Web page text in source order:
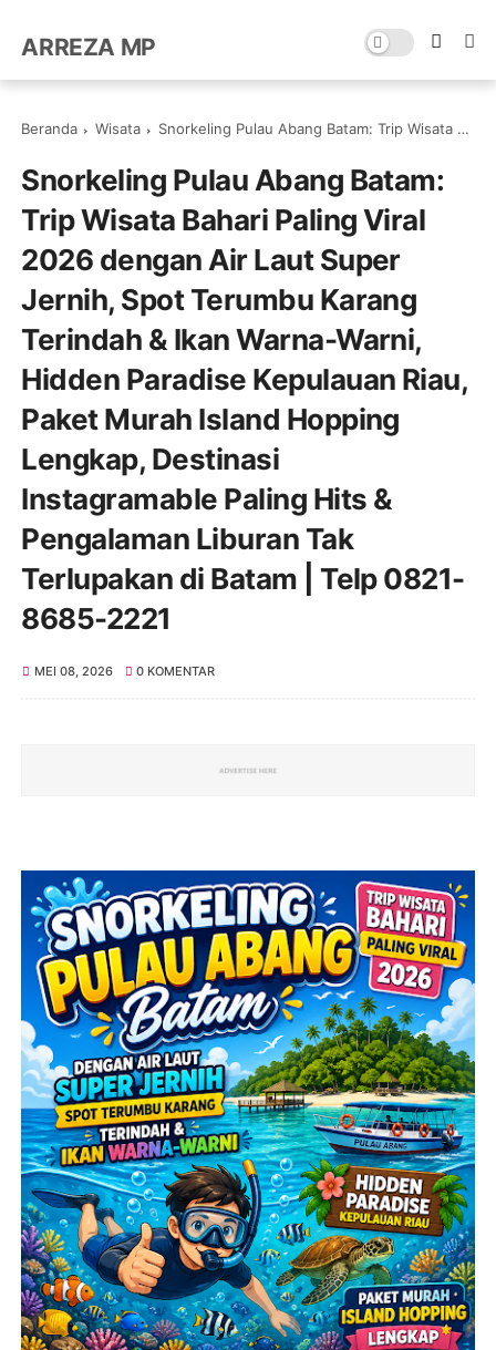
ARREZA MP
Beranda Wisata Snorkeling Pulau Abang Batam: Trip Wisata Bahari Paling Viral 2026 dengan Air Laut Super Jernih, Spot Terumbu Karang Terindah & Ikan Warna-Warni, Hidden Paradise Kepulauan Riau, Paket Murah Island Hopping Lengkap, Destinasi Instagramable Paling Hits & Pengalaman Liburan Tak Terlupakan di Batam | Telp 0821-8685-2221
Snorkeling Pulau Abang Batam:
Trip Wisata Bahari Paling Viral
2026 dengan Air Laut Super
Jernih, Spot Terumbu Karang
Terindah & Ikan Warna-Warni,
Hidden Paradise Kepulauan Riau,
Paket Murah Island Hopping
Lengkap, Destinasi
Instagramable Paling Hits &
Pengalaman Liburan Tak
Terlupakan di Batam | Telp 0821-
8685-2221
MEI 08, 2026 0 KOMENTAR